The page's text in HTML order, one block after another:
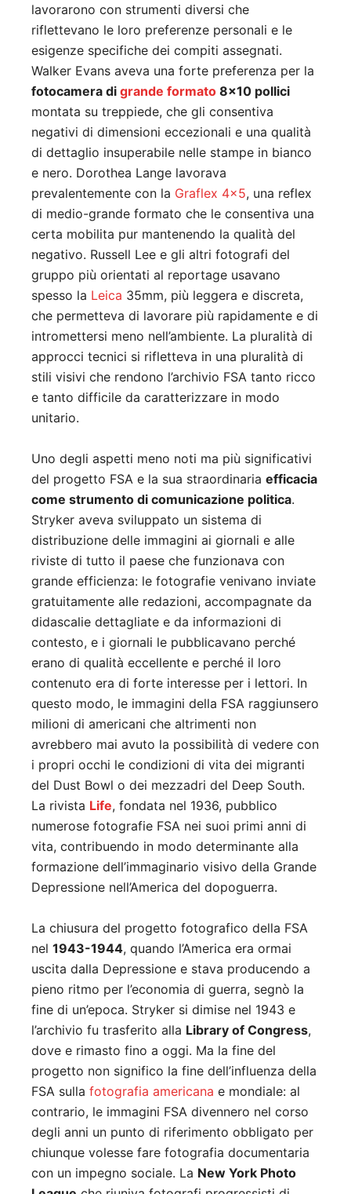
lavorarono con strumenti diversi che
riflettevano le loro preferenze personali e le
esigenze specifiche dei compiti assegnati.
Walker Evans aveva una forte preferenza per la
fotocamera di grande formato 8×10 pollici
montata su treppiede, che gli consentiva
negativi di dimensioni eccezionali e una qualità
di dettaglio insuperabile nelle stampe in bianco
e nero. Dorothea Lange lavorava
prevalentemente con la Graflex 4×5, una reflex
di medio-grande formato che le consentiva una
certa mobilita pur mantenendo la qualità del
negativo. Russell Lee e gli altri fotografi del
gruppo più orientati al reportage usavano
spesso la Leica 35mm, più leggera e discreta,
che permetteva di lavorare più rapidamente e di
intromettersi meno nell’ambiente. La pluralità di
approcci tecnici si rifletteva in una pluralità di
stili visivi che rendono l’archivio FSA tanto ricco
e tanto difficile da caratterizzare in modo
unitario.
Uno degli aspetti meno noti ma più significativi
del progetto FSA e la sua straordinaria efficacia
come strumento di comunicazione politica.
Stryker aveva sviluppato un sistema di
distribuzione delle immagini ai giornali e alle
riviste di tutto il paese che funzionava con
grande efficienza: le fotografie venivano inviate
gratuitamente alle redazioni, accompagnate da
didascalie dettagliate e da informazioni di
contesto, e i giornali le pubblicavano perché
erano di qualità eccellente e perché il loro
contenuto era di forte interesse per i lettori. In
questo modo, le immagini della FSA raggiunsero
milioni di americani che altrimenti non
avrebbero mai avuto la possibilità di vedere con
i propri occhi le condizioni di vita dei migranti
del Dust Bowl o dei mezzadri del Deep South.
La rivista Life, fondata nel 1936, pubblico
numerose fotografie FSA nei suoi primi anni di
vita, contribuendo in modo determinante alla
formazione dell’immaginario visivo della Grande
Depressione nell’America del dopoguerra.
La chiusura del progetto fotografico della FSA
nel 1943-1944, quando l’America era ormai
uscita dalla Depressione e stava producendo a
pieno ritmo per l’economia di guerra, segnò la
fine di un’epoca. Stryker si dimise nel 1943 e
l’archivio fu trasferito alla Library of Congress,
dove e rimasto fino a oggi. Ma la fine del
progetto non significo la fine dell’influenza della
FSA sulla fotografia americana e mondiale: al
contrario, le immagini FSA divennero nel corso
degli anni un punto di riferimento obbligato per
chiunque volesse fare fotografia documentaria
con un impegno sociale. La New York Photo